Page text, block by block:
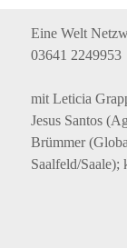
Eine Welt
03641 2249953
mit Leticia
Jesus Santos
Brümmer
Saalfeld/Saale);